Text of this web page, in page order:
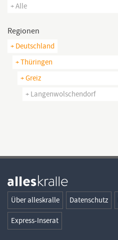
+ Alle
Regionen
+ Deutschland
+ Thüringen
+ Greiz
+ Langenwolschendorf
Über alleskralle Datenschutz
Express-Inserat